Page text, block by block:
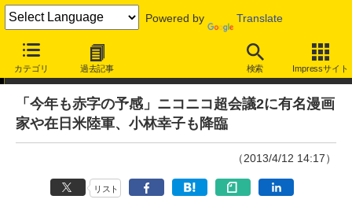
Powered by Translate
カテゴリ 過去記事 検索 Impressサイト
ニュース
「今年も赤字の予感」ニコニコ超会議2に有名漫画
家や在日米陸軍、小林幸子も降臨
（2013/4/12 14:17）
リスト